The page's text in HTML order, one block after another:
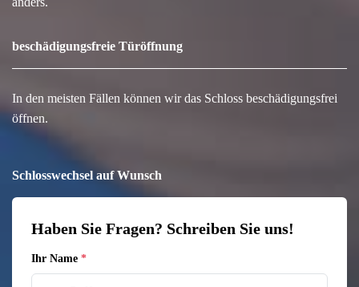
beschädigungsfreie Türöffnung
In den meisten Fällen können wir das Schloss beschädigungsfrei
öffnen.
Schlosswechsel auf Wunsch
Haben Sie Fragen? Schreiben Sie uns!
Ihr Name